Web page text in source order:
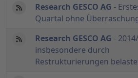
Research GESCO AG -
Quartal ohne
Research GESCO AG -
insbesondere durch
Restrukturierungen